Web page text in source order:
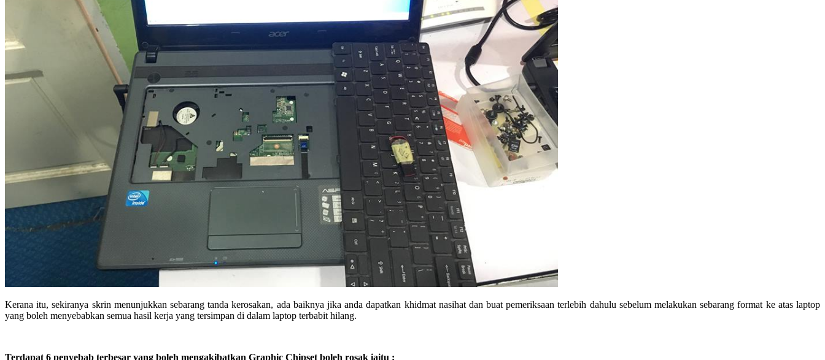
Kerana itu, sekiranya skrin menunjukkan sebarang tanda kerosakan, ada baiknya jika anda dapatkan khidmat nasihat dan buat pemeriksaan terlebih dahulu sebelum melakukan sebarang format ke atas laptop
yang boleh menyebabkan semua hasil kerja yang tersimpan di dalam laptop terbabit hilang.
Terdapat 6 penyebab terbesar yang boleh mengakibatkan Graphic Chipset boleh rosak iaitu :